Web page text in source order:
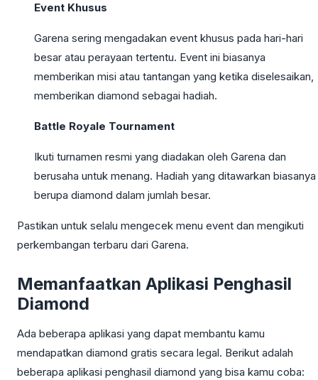
Event Khusus
Garena sering mengadakan event khusus pada hari-hari
besar atau perayaan tertentu. Event ini biasanya
memberikan misi atau tantangan yang ketika diselesaikan,
memberikan diamond sebagai hadiah.
Battle Royale Tournament
Ikuti turnamen resmi yang diadakan oleh Garena dan
berusaha untuk menang. Hadiah yang ditawarkan biasanya
berupa diamond dalam jumlah besar.
Pastikan untuk selalu mengecek menu event dan mengikuti
perkembangan terbaru dari Garena.
Memanfaatkan Aplikasi Penghasil
Diamond
Ada beberapa aplikasi yang dapat membantu kamu
mendapatkan diamond gratis secara legal. Berikut adalah
beberapa aplikasi penghasil diamond yang bisa kamu coba: